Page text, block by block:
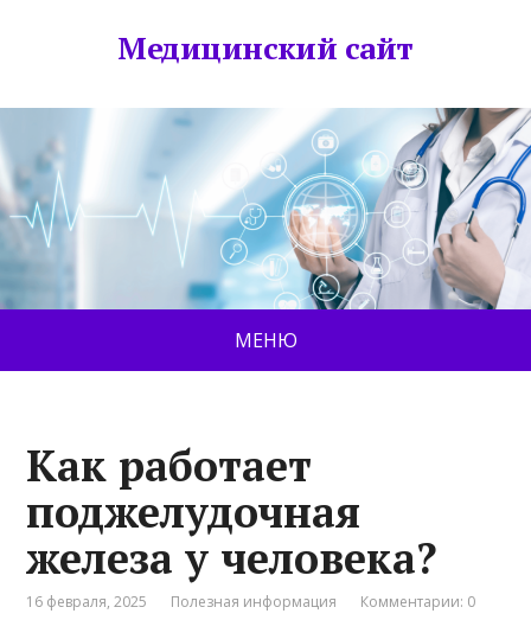
Медицинский сайт
МЕНЮ
Как работает
поджелудочная
железа у человека?
16 февраля, 2025 Полезная информация Комментарии: 0